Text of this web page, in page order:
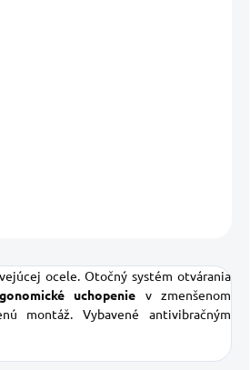
ocele. Otočný systém otvárania
uchopenie
v zmenšenom
montáž. Vybavené antivibračným